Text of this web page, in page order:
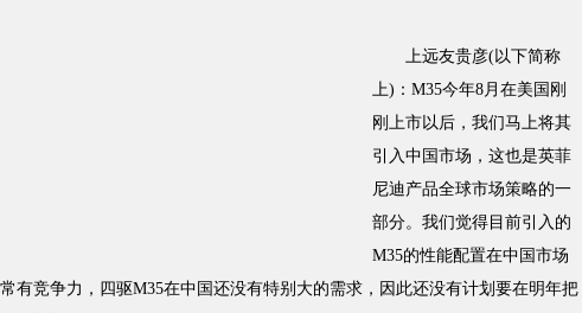
上远友贵彦(以下简称
上)：M35今年8月在美国刚
刚上市以后，我们马上将其
引入中国市场，这也是英菲
尼迪产品全球市场策略的一
部分。我们觉得目前引入的
M35的性能配置在中国市场
有竞争力，四驱M35在中国还没有特别大的需求，因此还没有计划要在明年把